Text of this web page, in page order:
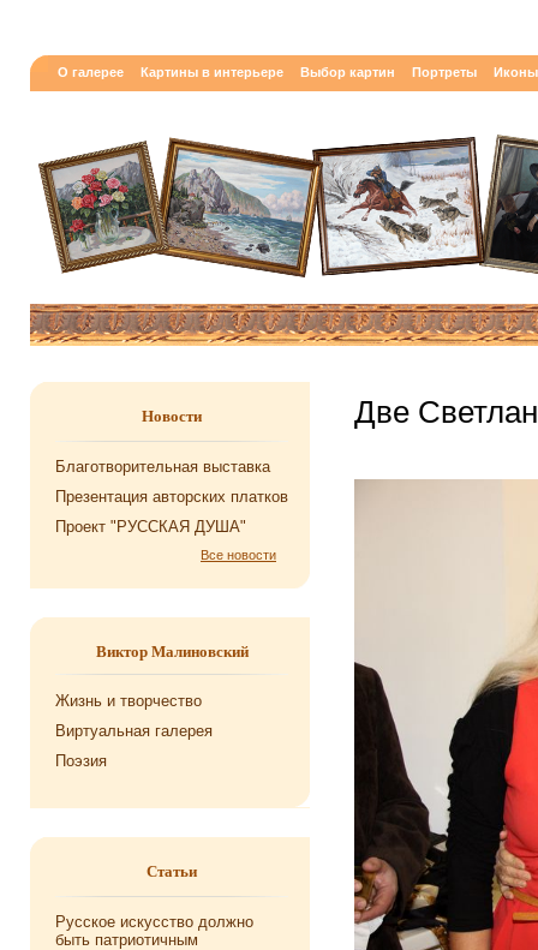
О галерее Картины в интерьере Выбор картин Портреты Иконы
Новости
Благотворительная выставка
Презентация авторских платков
Проект "РУССКАЯ ДУША"
Все новости
Виктор Малиновский
Жизнь и творчество
Виртуальная галерея
Поэзия
Статьи
Русское искусство должно
быть патриотичным
Две